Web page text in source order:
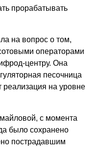
прорабатывать
на вопрос о том,
операторами
центру. Она
песочница
реализация на уровне
с момента
было сохранено
пострадавшим